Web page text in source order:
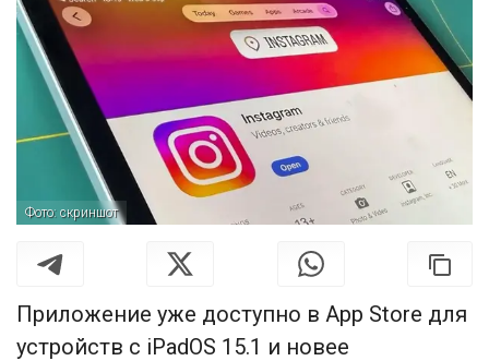
Фото: скриншот
Приложение уже доступно в App Store для
устройств с iPadOS 15.1 и новее